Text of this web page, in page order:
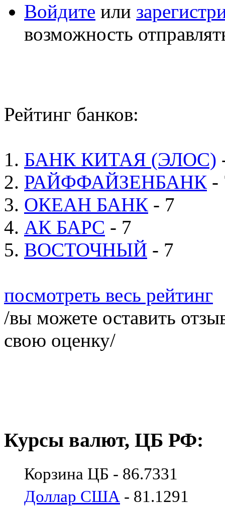
Войдите или
возможность
Рейтинг банков:
1. БАНК КИТАЯ (ЭЛОС)
2. РАЙФФАЙЗЕНБАНК -
3. ОКЕАН БАНК - 7
4. АК БАРС - 7
5. ВОСТОЧНЫЙ - 7
посмотреть весь рейтинг
/вы можете оставить
свою оценку/
Курсы валют, ЦБ РФ:
Корзина ЦБ - 86.7331
Доллар США - 81.1291